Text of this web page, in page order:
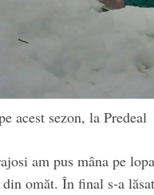
acest sezon, la Predeal
am pus mâna pe
din omăt. În final s-a